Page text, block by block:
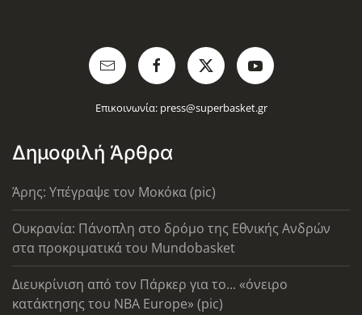
Επικοινωνία: press@superbasket.gr
Δημοφιλή Άρθρα
Άρης: Υπέγραψε τον Μοκόκα (pic)
Ουκρανία: Πάνοπλη στο δρόμο της Εθνικής Ανδρών
στα προκριματικά του Mundobasket
Διευκρίνιση από τον Πάρκερ για το... «όνειρο
κατάκτησης του ΝΒΑ Europe» (pic)